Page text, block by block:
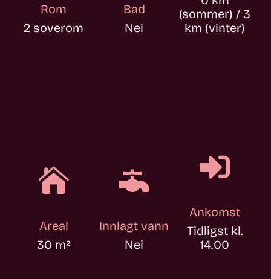
Rom
2 soverom
Bad
Nei
(sommer) / 3
km (vinter)

Areal
30 m²

Innlagt vann
Nei

Ankomst
Tidligst kl.
14.00